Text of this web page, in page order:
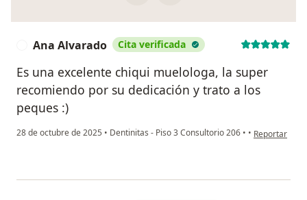
Ana Alvarado Cita verificada
Es una excelente chiqui muelologa, la super
recomiendo por su dedicación y trato a los
peques :)
28 de octubre de 2025 • Dentinitas - Piso 3 Consultorio 206 • • en opinión
Reportar